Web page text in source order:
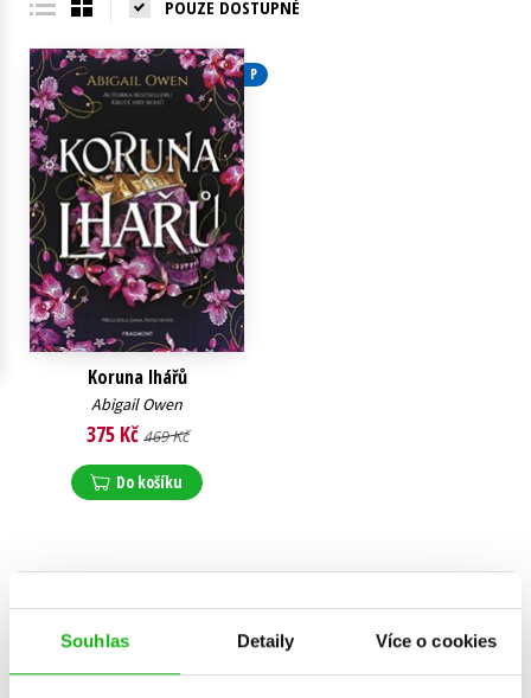
Souhlas Detaily Více o cookies
Všechny tituly
POUZE DOSTUPNÉ
P
Koruna lhářů
Abigail Owen
375 Kč 469 Kč
Do košíku
Zobraz záznamů
Zobrazuji 1 až 1 z celkem 1 záznamů
Předchozí 1